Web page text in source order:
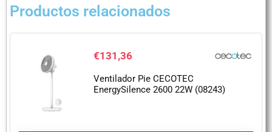
Productos relacionados
€131,36
Ventilador Pie CECOTEC
EnergySilence 2600 22W (08243)